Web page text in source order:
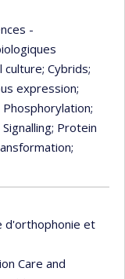
-
culture; Cybrids;
expression;
Phosphorylation;
Signalling; Protein
;
d'orthophonie et
Care and